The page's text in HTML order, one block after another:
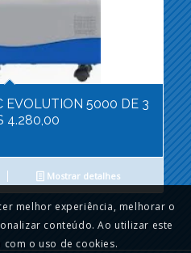
EVOLUTION 5000 DE 3
4.280,00
Mostrar detalhes
melhor experiência, melhorar o
conteúdo. Ao utilizar este
com o uso de cookies.